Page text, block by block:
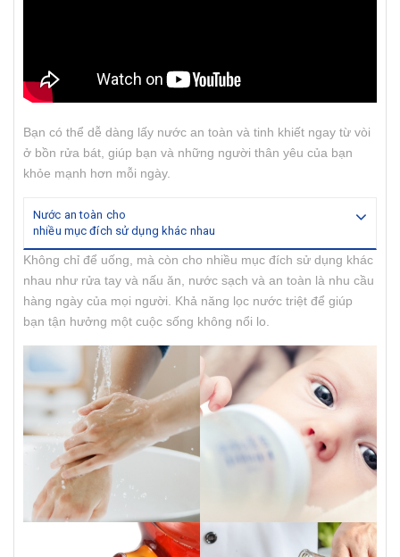
Bạn có thể dễ dàng lấy nước an toàn và tinh khiết ngay từ vòi
ở bồn rửa bát, giúp bạn và những người thân yêu của bạn
khỏe mạnh hơn mỗi ngày.
Nước an toàn cho
nhiều mục đích sử dụng khác nhau
Không chỉ để uống, mà còn cho nhiều mục đích sử dụng khác
nhau như rửa tay và nấu ăn, nước sạch và an toàn là nhu cầu
hàng ngày của mọi người. Khả năng lọc nước triệt để giúp
bạn tận hưởng một cuộc sống không nổi lo.